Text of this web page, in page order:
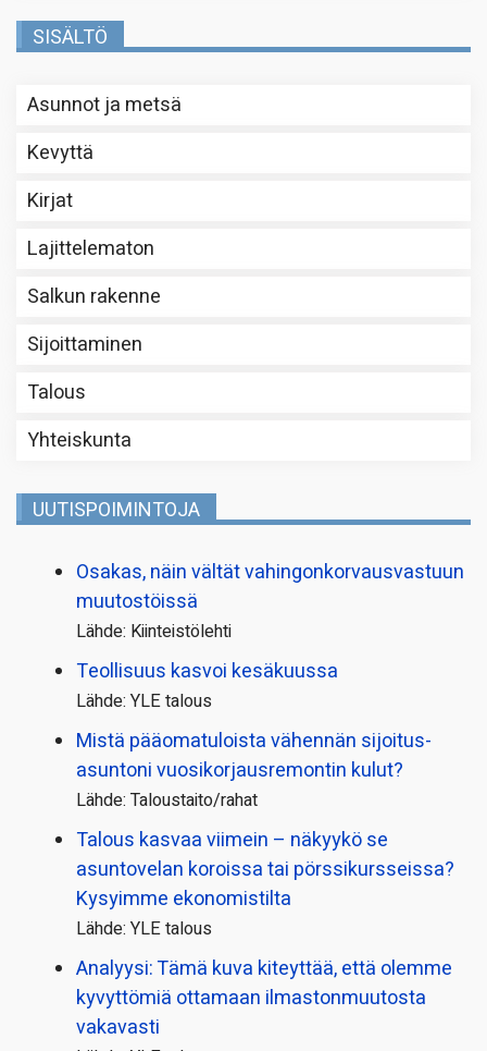
SISÄLTÖ
Asunnot ja metsä
Kevyttä
Kirjat
Lajittelematon
Salkun rakenne
Sijoittaminen
Talous
Yhteiskunta
UUTISPOIMINTOJA
Osakas, näin vältät vahingonkorvausvastuun
muutostöissä
Lähde: Kiinteistölehti
Teollisuus kasvoi kesäkuussa
Lähde: YLE talous
Mistä pääoma­tuloista vähennän sijoitus­
asuntoni vuosikorjaus­remontin kulut?
Lähde: Taloustaito/rahat
Talous kasvaa viimein – näkyykö se
asuntovelan koroissa tai pörssi­kursseissa?
Kysyimme ekonomistilta
Lähde: YLE talous
Analyysi: Tämä kuva kiteyttää, että olemme
kyvyttömiä ottamaan ilmaston­muutosta
vakavasti